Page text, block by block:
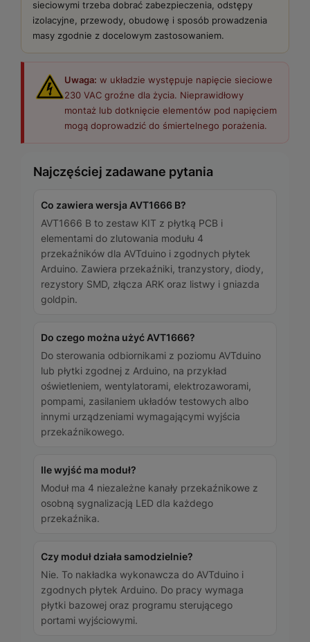
sieciowymi trzeba dobrać zabezpieczenia, odstępy
izolacyjne, przewody, obudowę i sposób prowadzenia
masy zgodnie z docelowym zastosowaniem.
Uwaga: w układzie występuje napięcie sieciowe
230 VAC groźne dla życia. Nieprawidłowy
montaż lub dotknięcie elementów pod napięciem
mogą doprowadzić do śmiertelnego porażenia.
Najczęściej zadawane pytania
Co zawiera wersja AVT1666 B?
AVT1666 B to zestaw KIT z płytką PCB i
elementami do zlutowania modułu 4
przekaźników dla AVTduino i zgodnych płytek
Arduino. Zawiera przekaźniki, tranzystory, diody,
rezystory SMD, złącza ARK oraz listwy i gniazda
goldpin.
Do czego można użyć AVT1666?
Do sterowania odbiornikami z poziomu AVTduino
lub płytki zgodnej z Arduino, na przykład
oświetleniem, wentylatorami, elektrozaworami,
pompami, zasilaniem układów testowych albo
innymi urządzeniami wymagającymi wyjścia
przekaźnikowego.
Ile wyjść ma moduł?
Moduł ma 4 niezależne kanały przekaźnikowe z
osobną sygnalizacją LED dla każdego
przekaźnika.
Czy moduł działa samodzielnie?
Nie. To nakładka wykonawcza do AVTduino i
zgodnych płytek Arduino. Do pracy wymaga
płytki bazowej oraz programu sterującego
portami wyjściowymi.